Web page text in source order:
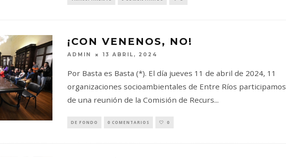
¡CON VENENOS, NO!
ADMIN 13 ABRIL, 2024
Por Basta es Basta (*). El día jueves 11 de abril de 2024, 11
organizaciones socioambientales de Entre Ríos participamos
de una reunión de la Comisión de Recurs...
DE FONDO 0 COMENTARIOS 0